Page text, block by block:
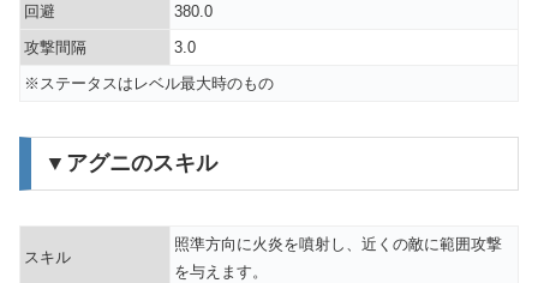
回避
380.0
攻撃間隔
3.0
※ステータスはレベル最大時のもの
▼アグニのスキル
スキル
照準方向に火炎を噴射し、近くの敵に範囲攻撃
を与えます。